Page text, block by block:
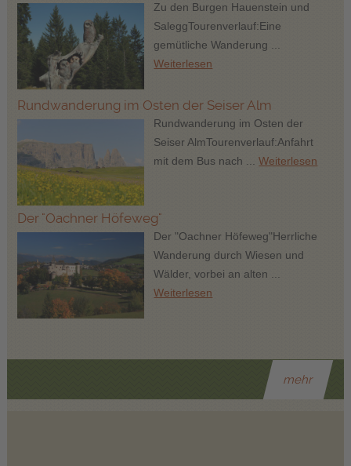
Zu den Burgen Hauenstein und
SaleggTourenverlauf:Eine
gemütliche Wanderung ...
Weiterlesen
Rundwanderung im Osten der Seiser Alm
Rundwanderung im Osten der
Seiser AlmTourenverlauf:Anfahrt
mit dem Bus nach ...Weiterlesen
Der "Oachner Höfeweg"
Der "Oachner Höfeweg"Herrliche
Wanderung durch Wiesen und
Wälder, vorbei an alten ...
Weiterlesen
mehr